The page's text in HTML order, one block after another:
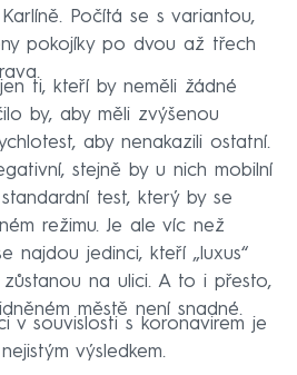
Počítá se s variantou,
pokojíky po dvou až třech
ti, kteří by neměli žádné
by, aby měli zvýšenou
aby nenakazili ostatní.
stejně by u nich mobilní
test, který by se
režimu. Je ale víc než
najdou jedinci, kteří „luxus“
na ulici. A to i přesto,
městě není snadné.
v souvislosti s koronavirem je
výsledkem.